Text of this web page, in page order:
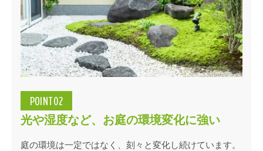
POINT02
光や湿度など、お庭の環境変化に強い
庭の環境は一定ではなく、刻々と変化し続けています。